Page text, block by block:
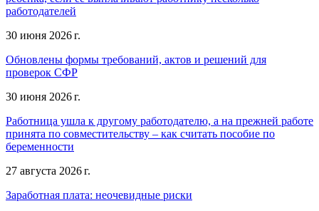
работодателей
30 июня 2026 г.
Обновлены формы требований, актов и решений для
проверок СФР
30 июня 2026 г.
Работница ушла к другому работодателю, а на прежней работе
принята по совместительству – как считать пособие по
беременности
27 августа 2026 г.
Заработная плата: неочевидные риски